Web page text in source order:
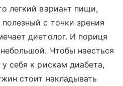
легкий вариант пищи,
с точки зрения
диетолог. И пориця
Чтобы наесться
себя к рискам диабета,
стоит накладывать